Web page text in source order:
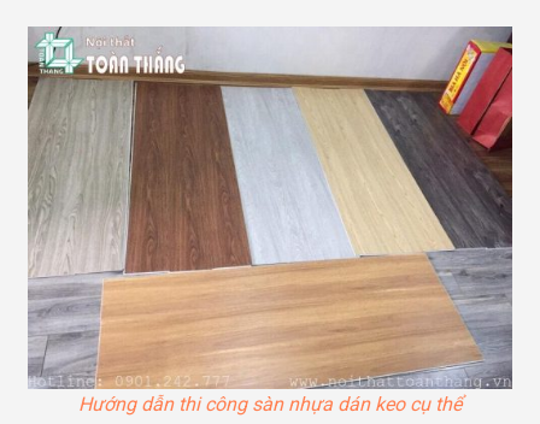
Hướng dẫn thi công sàn nhựa dán keo cụ thể